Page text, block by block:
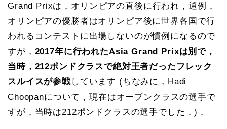
Grand Prixは，オリンピアの直後に行われ，通例，
オリンピアの優勝者はオリンピア後に世界各国で行
われるコンテストに出場しないのが慣例になるので
すが， 2017年に行われたAsia Grand Prixは別で，
当時，212ポンドクラスで絶対王者だったフレック
スルイスが参戦しています (ちなみに，Hadi
Choopanについて，現在はオープンクラスの選手で
すが，当時は212ポンドクラスの選手でした．)．